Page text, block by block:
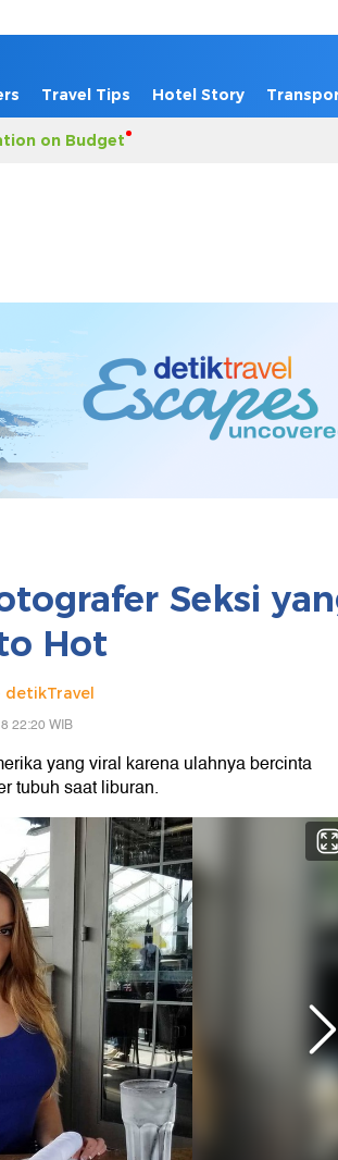
Travel Tips Hotel Story
on Budget
Seksi
Hot
detikTravel
22:20 WIB
yang viral karena ulahnya bercinta
tubuh saat liburan.